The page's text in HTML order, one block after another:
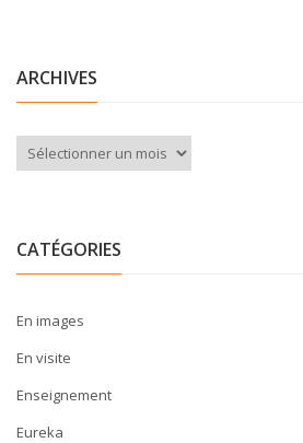
ARCHIVES
Archives
CATÉGORIES
En images
En visite
Enseignement
Eureka